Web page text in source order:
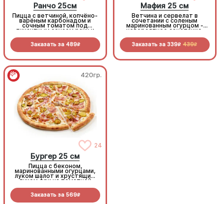
Ранчо 25см
Пицца с ветчиной, копчёно-
варёным карбонадом и
сочным томатом под
пикантным соусом ранч и
Заказать за 489R
Мафия 25 см
Ветчина и сервелат в
сочетании с соленым
маринованным огурцом -
невероятное сочетание,
попробовать!
Заказать за 339R 439R
420гр.
24
Бургер 25 см
Пицца с беконом,
маринованными огурцами,
луком шалот и хрустящим
луком фри на томатной
Заказать за 569R